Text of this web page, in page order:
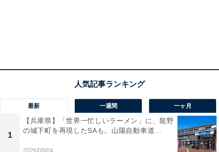
最新 一週間 一ヶ月
1
【兵庫県】「世界一忙しいラーメン」に、龍野
の城下町を再現したSAも。山陽自動車道...